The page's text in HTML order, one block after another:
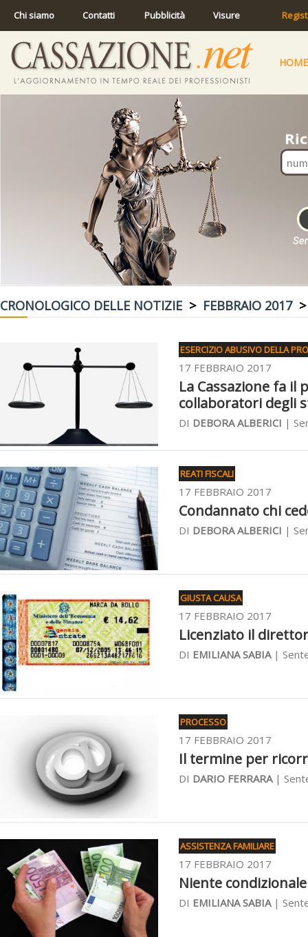
Chi siamo Contatti Pubblicità Visure
HOME
CRONOLOGICO DELLE NOTIZIE > FEBBRAIO 2017>
ESERCIZIO ABUSIVO DELLA
17 FEBBRAIO 2017
La Cassazione fa
collaboratori degli
DI DEBORA ALBERICI |
REATI FISCALI
17 FEBBRAIO 2017
Condannato chi
DI DEBORA ALBERICI |
GIUSTA CAUSA
17 FEBBRAIO 2017
Licenziato il
DI EMILIANA SABIA|
PROCESSO
17 FEBBRAIO 2017
Il termine per
DI DARIO FERRARA|
ASSISTENZA FAMILIARE
17 FEBBRAIO 2017
Niente
DI EMILIANA SABIA|